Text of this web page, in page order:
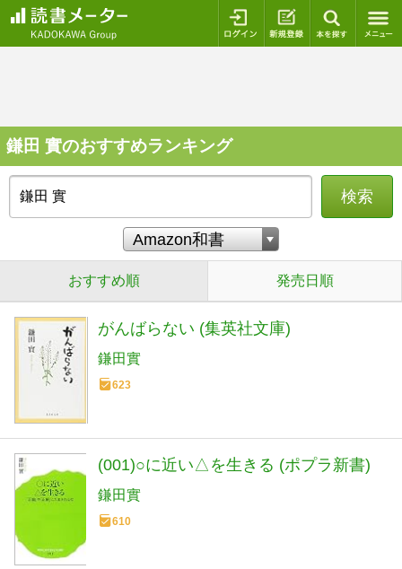
ログイン 新規登録
鎌田 實のおすすめランキング
検索
おすすめ順 発売日順
がんばらない (集英社文庫)
鎌田實
623
(001)○に近い△を生きる (ポプラ新書)
鎌田實
610